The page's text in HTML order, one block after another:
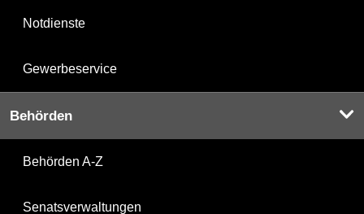
Notdienste
Gewerbeservice
Behörden
Behörden A-Z
Senatsverwaltungen